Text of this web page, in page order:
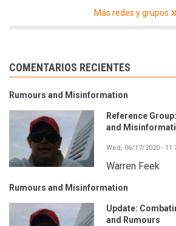
Más redes y grupos
COMENTARIOS RECIENTES
Rumours and Misinformation
Reference
and
Wed, 06/17/2020 -
Warren Feek
Rumours and Misinformation
Update:
and Rumours